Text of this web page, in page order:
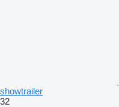
showtrailer
32